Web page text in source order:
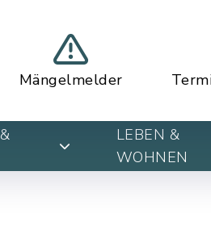
Mängelmelder
LEBEN &
WOHNEN